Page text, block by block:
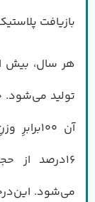
بازیافت
آن
۱۶‌درصد از